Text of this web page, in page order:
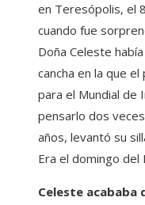
en Teresópolis, el
cuando fue
Doña Celeste
cancha en la que
para el Mundial de
pensarlo dos
años, levantó su
Era el domingo del
Celeste